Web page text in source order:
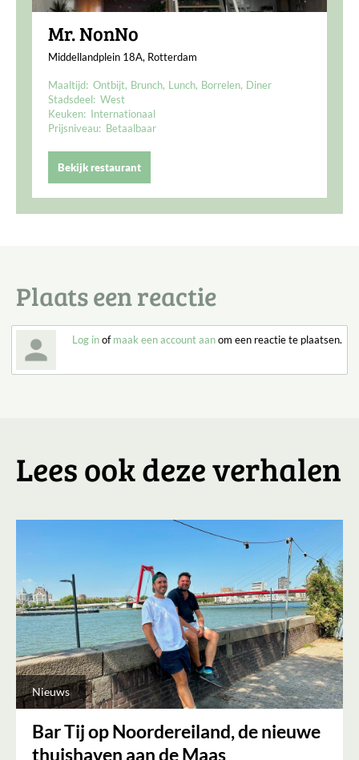
Mr. NonNo
Middellandplein 18A, Rotterdam
Maaltijd: Ontbijt Brunch Lunch Borrelen Diner
Stadsdeel: West
Keuken: Internationaal
Prijsniveau: Betaalbaar
Bekijk restaurant
Plaats een reactie
Log inofmaak een account aanom een reactie te plaatsen.
Lees ook deze verhalen
Nieuws
Bar Tij op Noordereiland, de nieuwe
thuishaven aan de Maas